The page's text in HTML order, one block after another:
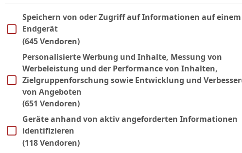
5'
13'
Tor
C. Rizzuto
Im Folgenden finden Sie eine Liste der Zwecke des IAB Transparency
Speichern von oder Zugriff auf Informationen auf einem
Endgerät
(645 Vendoren)
Personalisierte Werbung und Inhalte, Messung von
Werbeleistung und der Performance von Inhalten,
Zielgruppenforschung sowie Entwicklung und
von Angeboten
(651 Vendoren)
Geräte anhand von aktiv angeforderten Informationen
identifizieren
(118 Vendoren)